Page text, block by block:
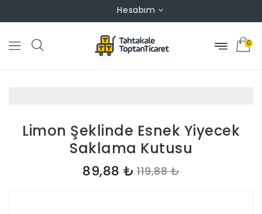
Hesabım
0
Limon Şeklinde Esnek Yiyecek
Saklama Kutusu
89,88 ₺ 119,88 ₺